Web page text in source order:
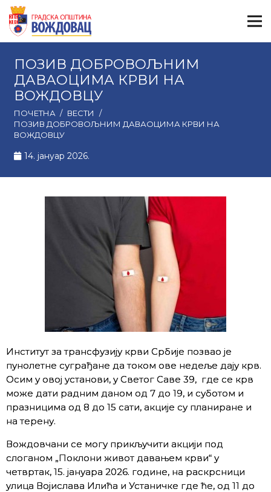
ПОЗИВ ДОБРОВОЉНИМ
ДАВАОЦИМА КРВИ НА
ВОЖДОВЦУ
ПОЧЕТНА / ВЕСТИ
/
ПОЗИВ ДОБРОВОЉНИМ ДАВАОЦИМА КРВИ НА
ВОЖДОВЦУ
14. јануар 2026.
Институт за трансфузију крви Србије позвао је
пунолетне суграђане да током ове недеље дају крв.
Осим у овој установи, у Светог Саве 39, где се крв
може дати радним даном од 7 до 19, и суботом и
празницима од 8 до 15 сати, акције су планиране и
на терену.
Вождовчани се могу прикључити акцији под
слоганом „Поклони живот давањем крви“ у
четвртак, 15. јануара 2026. године, на раскрсници
улица Војислава Илића и Устаничке где ће, од 11 до